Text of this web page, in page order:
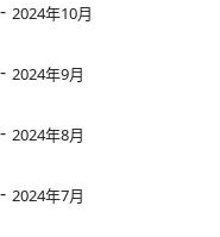
2024年10月
2024年9月
2024年8月
2024年7月